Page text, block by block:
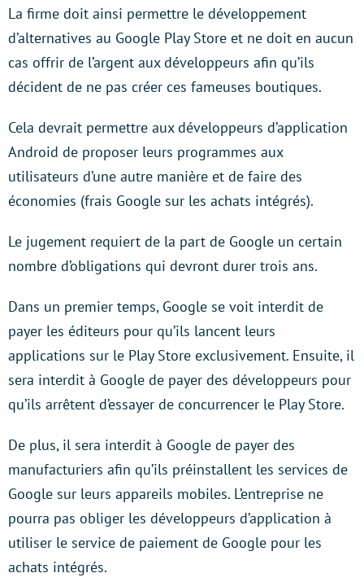
La firme doit ainsi permettre le développement
d’alternatives au Google Play Store et ne doit en aucun
cas offrir de l’argent aux développeurs afin qu’ils
décident de ne pas créer ces fameuses boutiques.
Cela devrait permettre aux développeurs d’application
Android de proposer leurs programmes aux
utilisateurs d’une autre manière et de faire des
économies (frais Google sur les achats intégrés).
Le jugement requiert de la part de Google un certain
nombre d’obligations qui devront durer trois ans.
Dans un premier temps, Google se voit interdit de
payer les éditeurs pour qu’ils lancent leurs
applications sur le Play Store exclusivement. Ensuite, il
sera interdit à Google de payer des développeurs pour
qu’ils arrêtent d’essayer de concurrencer le Play Store.
De plus, il sera interdit à Google de payer des
manufacturiers afin qu’ils préinstallent les services de
Google sur leurs appareils mobiles. L’entreprise ne
pourra pas obliger les développeurs d’application à
utiliser le service de paiement de Google pour les
achats intégrés.